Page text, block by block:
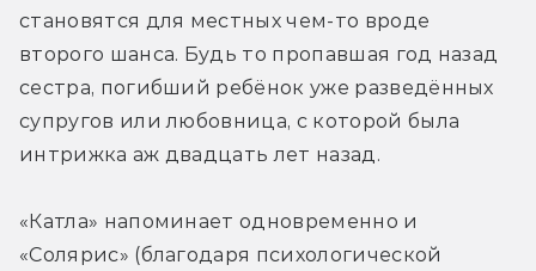
становятся для местных чем-то вроде
второго шанса. Будь то пропавшая год назад
сестра, погибший ребёнок уже разведённых
супругов или любовница, с которой была
интрижка аж двадцать лет назад.
«Катла» напоминает одновременно и
«Солярис» (благодаря психологической